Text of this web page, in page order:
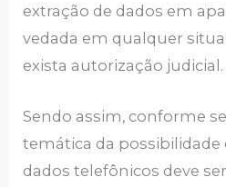
extração de dados em
vedada em qualquer
exista autorização judicial.
Sendo assim, conforme
temática da possibilidade
dados telefônicos deve